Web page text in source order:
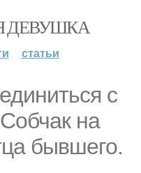
ДЕВУШКА
статьи
с
на
бывшего.